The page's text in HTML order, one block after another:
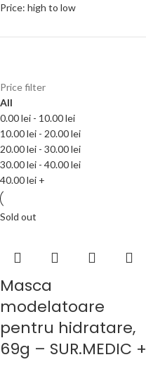
Price: high to low
Price filter
All
0.00lei - 10.00lei
10.00lei - 20.00lei
20.00lei - 30.00lei
30.00lei - 40.00lei
40.00lei +
Sold out
Masca
modelatoare
pentru hidratare,
69g – SUR.MEDIC +